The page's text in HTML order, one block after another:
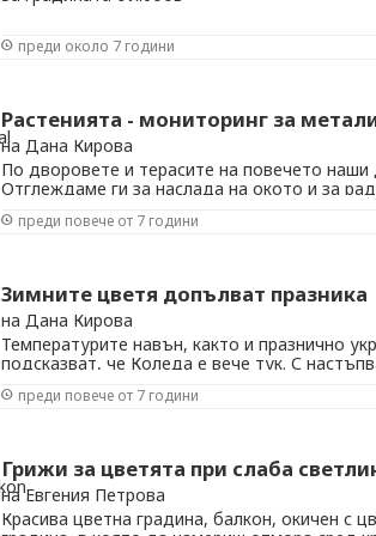
преди около 7 години
Растенията - мониторинг за
на Дана Кирова
По дворовете и терасите на повечето
Отглеждаме ги за наслада на окото и за
саксии с цветя на най-странни места – по
преди повече от 7 години
Зимните цветя допълват празника
на Дана Кирова
Температурите навън, както и празнично
подсказват, че Коледа е вече тук. С
кафяви цветове и оголва дърветата.
преди повече от 7 години
Грижи за цветята при слаба
на Евгения Петрова
Красива цветна градина, балкон, окичен с